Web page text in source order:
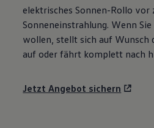
elektrisches Sonnen-Rollo vor
Sonneneinstrahlung. Wenn
wollen, stellt sich auf Wunsch
auf oder fährt komplett nach
Jetzt Angebot sichern